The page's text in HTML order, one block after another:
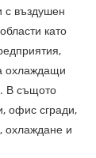
с въздушен
като
охлаждащи
В същото
офис сгради,
охлаждане и